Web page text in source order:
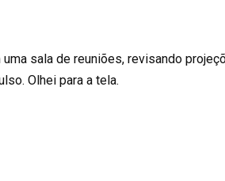
uma sala de reuniões, revisando
Olhei para a tela.